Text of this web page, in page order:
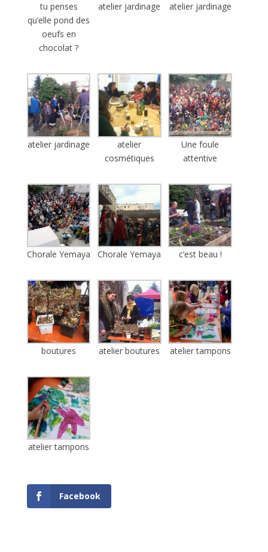
tu penses
qu’elle pond des
oeufs en
chocolat ?
atelier jardinage atelier jardinage
atelier jardinage
atelier
cosmétiques
Une foule
attentive
Chorale Yemaya Chorale Yemaya c’est beau !
boutures atelier boutures atelier tampons
atelier tampons
Facebook